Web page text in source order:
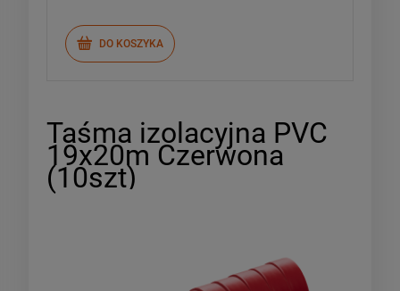
DO KOSZYKA
Taśma izolacyjna PVC
19x20m Czerwona
(10szt)